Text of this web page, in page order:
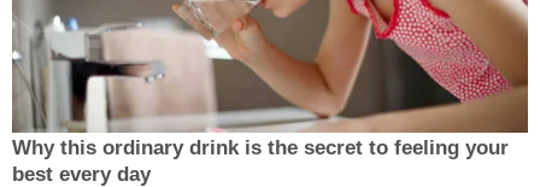
Why this ordinary drink is the secret to feeling your
best every day